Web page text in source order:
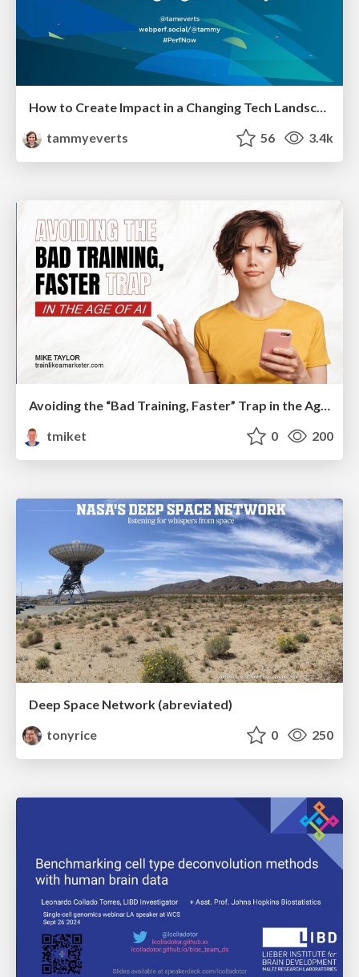
How to Create Impact in a Changing Tech Landscape [PerfNow 2023]
tammyeverts
56 3.4k
Avoiding the “Bad Training, Faster” Trap in the Age of AI
tmiket
0 200
Deep Space Network (abreviated)
tonyrice
0 250